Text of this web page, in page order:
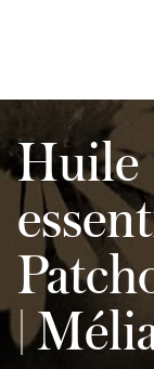
Huile
|